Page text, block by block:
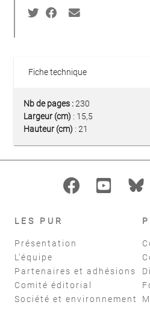
Fiche technique
Nb de pages :230
Largeur (cm) : 15,5
Hauteur (cm) : 21
LES PUR
Présentation
L'équipe
Partenaires et adhésions
Comité éditorial
Société et environnement